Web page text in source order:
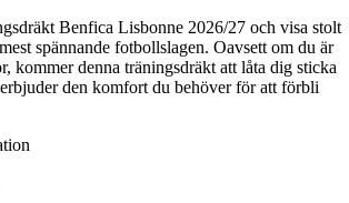
Benfica Lisbonne 2026/27 och visa stolt
spännande fotbollslagen. Oavsett om du är
kommer denna träningsdräkt att låta dig sticka
den komfort du behöver för att förbli